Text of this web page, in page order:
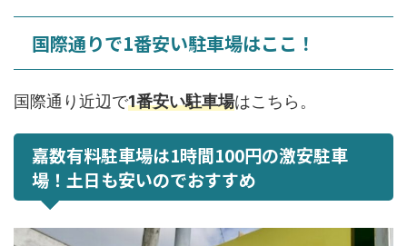
国際通りで1番安い駐車場はここ！
国際通り近辺で1番安い駐車場はこちら。
嘉数有料駐車場は1時間100円の激安駐車
場！土日も安いのでおすすめ